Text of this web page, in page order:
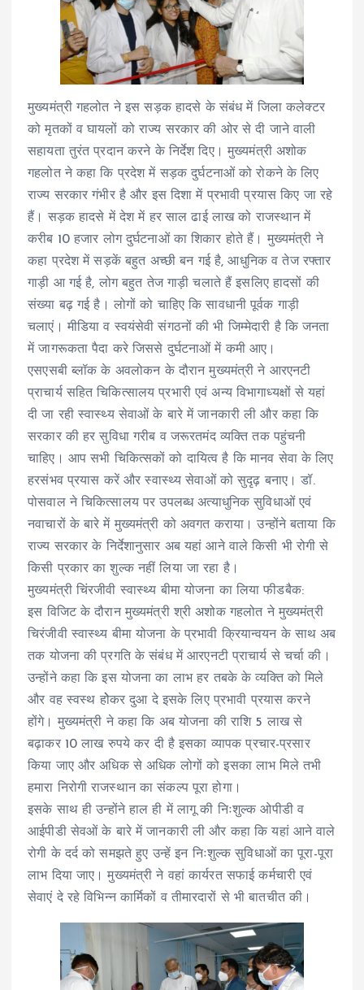
मुख्यमंत्री गहलोत ने इस सड़क हादसे के संबंध में जिला कलेक्टर
को मृतकों व घायलों को राज्य सरकार की ओर से दी जाने वाली
सहायता तुरंत प्रदान करने के निर्देश दिए। मुख्यमंत्री अशोक
गहलोत ने कहा कि प्रदेश में सड़क दुर्घटनाओं को रोकने के लिए
राज्य सरकार गंभीर है और इस दिशा में प्रभावी प्रयास किए जा रहे
हैं। सड़क हादसे में देश में हर साल ढाई लाख को राजस्थान में
करीब 10 हजार लोग दुर्घटनाओं का शिकार होते हैं। मुख्यमंत्री ने
कहा प्रदेश में सड़कें बहुत अच्छी बन गई है, आधुनिक व तेज रफ्तार
गाड़ी आ गई है, लोग बहुत तेज गाड़ी चलाते हैं इसलिए हादसों की
संख्या बढ़ गई है। लोगों को चाहिए कि सावधानी पूर्वक गाड़ी
चलाएं। मीडिया व स्वयंसेवी संगठनों की भी जिम्मेदारी है कि जनता
में जागरूकता पैदा करे जिससे दुर्घटनाओं में कमी आए।
एसएसबी ब्लॉक के अवलोकन के दौरान मुख्यमंत्री ने आरएनटी
प्राचार्य सहित चिकित्सालय प्रभारी एवं अन्य विभागाध्यक्षों से यहां
दी जा रही स्वास्थ्य सेवाओं के बारे में जानकारी ली और कहा कि
सरकार की हर सुविधा गरीब व जरूरतमंद व्यक्ति तक पहुंचनी
चाहिए। आप सभी चिकित्सकों को दायित्व है कि मानव सेवा के लिए
हरसंभव प्रयास करें और स्वास्थ्य सेवाओं को सुदृढ़ बनाए। डॉ.
पोसवाल ने चिकित्सालय पर उपलब्ध अत्याधुनिक सुविधाओं एवं
नवाचारों के बारे में मुख्यमंत्री को अवगत कराया। उन्होंने बताया कि
राज्य सरकार के निर्देशानुसार अब यहां आने वाले किसी भी रोगी से
किसी प्रकार का शुल्क नहीं लिया जा रहा है।
मुख्यमंत्री चिंरजीवी स्वास्थ्य बीमा योजना का लिया फीडबैक:
इस विजिट के दौरान मुख्यमंत्री श्री अशोक गहलोत ने मुख्यमंत्री
चिरंजीवी स्वास्थ्य बीमा योजना के प्रभावी क्रियान्वयन के साथ अब
तक योजना की प्रगति के संबंध में आरएनटी प्राचार्य से चर्चा की।
उन्होंने कहा कि इस योजना का लाभ हर तबके के व्यक्ति को मिले
और वह स्वस्थ होेकर दुआ दे इसके लिए प्रभावी प्रयास करने
होंगे। मुख्यमंत्री ने कहा कि अब योजना की राशि 5 लाख से
बढ़ाकर 10 लाख रुपये कर दी है इसका व्यापक प्रचार-प्रसार
किया जाए और अधिक से अधिक लोगों को इसका लाभ मिले तभी
हमारा निरोगी राजस्थान का संकल्प पूरा होगा।
इसके साथ ही उन्होंने हाल ही में लागू की निःशुल्क ओपीडी व
आईपीडी सेवओं के बारे में जानकारी ली और कहा कि यहां आने वाले
रोगी के दर्द को समझते हुए उन्हें इन निःशुल्क सुविधाओं का पूरा-पूरा
लाभ दिया जाए। मुख्यमंत्री ने वहां कार्यरत सफाई कर्मचारी एवं
सेवाएं दे रहे विभिन्न कार्मिकों व तीमारदारों से भी बातचीत की।